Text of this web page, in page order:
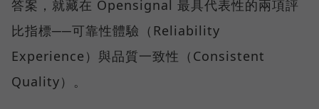
答案，就藏在 Opensignal 最具代表性的兩項評
比指標──可靠性體驗（Reliability
Experience）與品質一致性（Consistent
Quality）。